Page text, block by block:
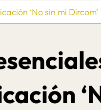
‘No sin mi